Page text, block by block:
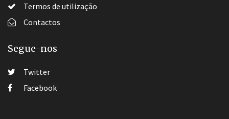
Termos de utilização
Contactos
Segue-nos
Twitter
Facebook